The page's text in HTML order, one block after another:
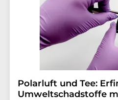
Polarluft und Tee:
Umweltschadstoffe